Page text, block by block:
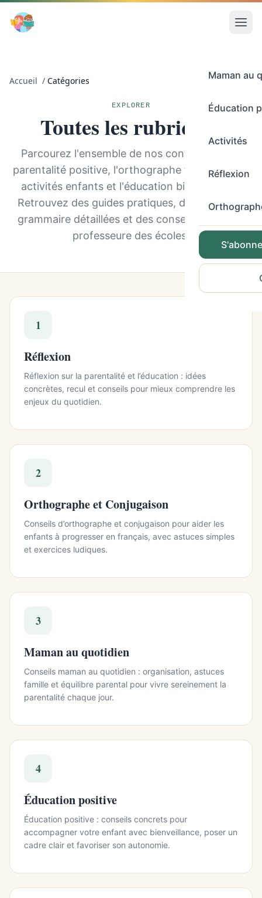
Maman au
Éducation
Activités
Réflexion
Accueil / Catégories
EXPLORER
Toutes les rubriques
Parcourez l'ensemble de nos contenus sur la
parentalité positive, l'orthographe française, les
activités enfants et l'éducation bienveillante.
Retrouvez des guides pratiques, des règles de
grammaire détaillées et des conseils testés de
professeure des écoles.
1
Réflexion
Réflexion sur la parentalité et l’éducation : idées
concrètes, recul et conseils pour mieux comprendre les
enjeux du quotidien.
2
Orthographe et Conjugaison
Conseils d’orthographe et conjugaison pour aider les
enfants à progresser en français, avec astuces simples
et exercices ludiques.
3
Maman au quotidien
Conseils maman au quotidien : organisation, astuces
famille et équilibre parental pour vivre sereinement la
parentalité chaque jour.
4
Éducation positive
Éducation positive : conseils concrets pour
accompagner votre enfant avec bienveillance, poser un
cadre clair et favoriser son autonomie.